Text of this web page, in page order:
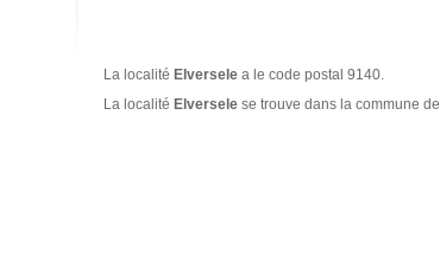
La localité Elversele a le code postal 9140.
La localité Elversele se trouve dans la commune de